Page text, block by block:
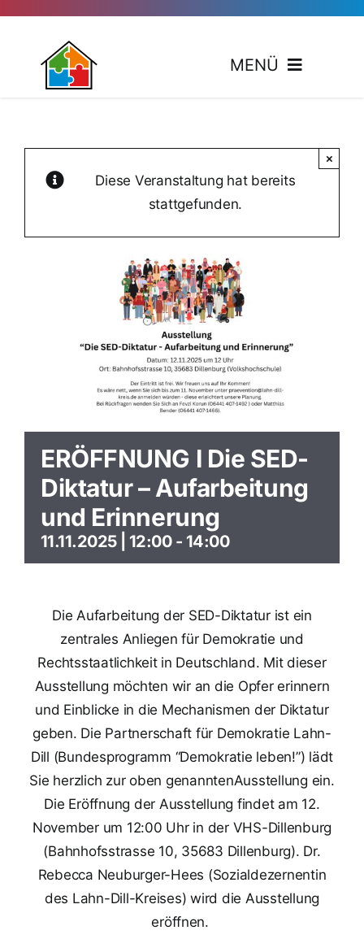
springen
MENÜ
Diese Veranstaltung hat bereits
stattgefunden.
×
ERÖFFNUNG I Die SED-
Diktatur – Aufarbeitung
und Erinnerung
11.11.2025 | 12:00- 14:00
Die Aufarbeitung der SED-Diktatur ist ein
zentrales Anliegen für Demokratie und
Rechtsstaatlichkeit in Deutschland. Mit dieser
Ausstellung möchten wir an die Opfer erinnern
und Einblicke in die Mechanismen der Diktatur
geben. Die Partnerschaft für Demokratie Lahn-
Dill (Bundesprogramm “Demokratie leben!”) lädt
Sie herzlich zur oben genanntenAusstellung ein.
Die Eröffnung der Ausstellung findet am 12.
November um 12:00 Uhr in der VHS-Dillenburg
(Bahnhofsstrasse 10, 35683 Dillenburg). Dr.
Rebecca Neuburger-Hees (Sozialdezernentin
des Lahn-Dill-Kreises) wird die Ausstellung
eröffnen.